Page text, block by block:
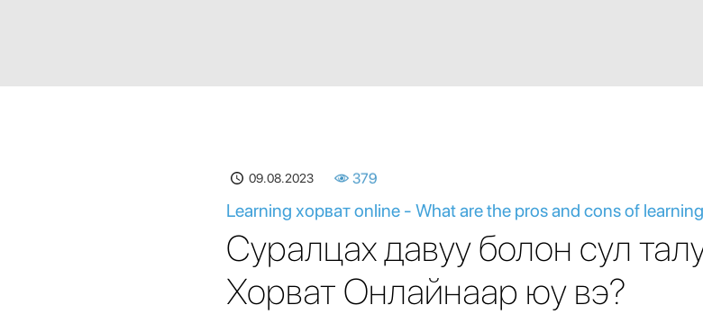
09.08.2023 379
Learning хорват online - What are the pros and cons of
Суралцах давуу болон сул
Хорват Онлайнаар юу вэ?